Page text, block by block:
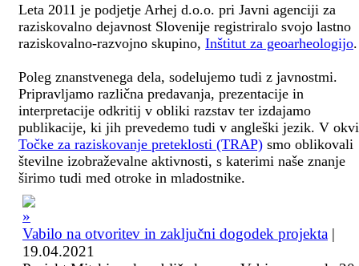
Leta 2011 je podjetje Arhej d.o.o. pri Javni agenciji za
raziskovalno dejavnost Slovenije registriralo svojo lastno
raziskovalno-razvojno skupino, Inštitut za geoarheologijo.
Poleg znanstvenega dela, sodelujemo tudi z javnostmi.
Pripravljamo različna predavanja, prezentacije in
interpretacije odkritij v obliki razstav ter izdajamo
publikacije, ki jih prevedemo tudi v angleški jezik. V
Točke za raziskovanje preteklosti (TRAP) smo oblikovali
številne izobraževalne aktivnosti, s katerimi naše znanje
širimo tudi med otroke in mladostnike.
Vabilo na otvoritev in zaključni dogodek projekta |
19.04.2021